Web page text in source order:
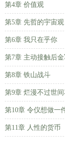
第4章 价值观
第5章 先哲的宇宙观
第6章 我只在乎你
第7章 主动接触后
第8章 铁山战斗
第9章 烂漫不过世
第10章 令仪想做一
第11章 人性的货币